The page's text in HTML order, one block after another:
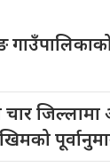
चार